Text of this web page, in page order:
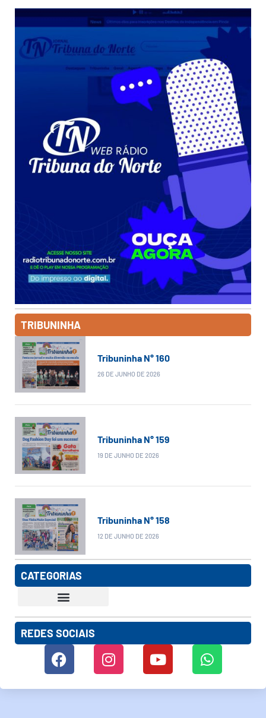
TRIBUNINHA
Tribuninha N° 160
26 DE JUNHO DE 2026
Tribuninha N° 159
19 DE JUNHO DE 2026
Tribuninha N° 158
12 DE JUNHO DE 2026
CATEGORIAS
REDES SOCIAIS